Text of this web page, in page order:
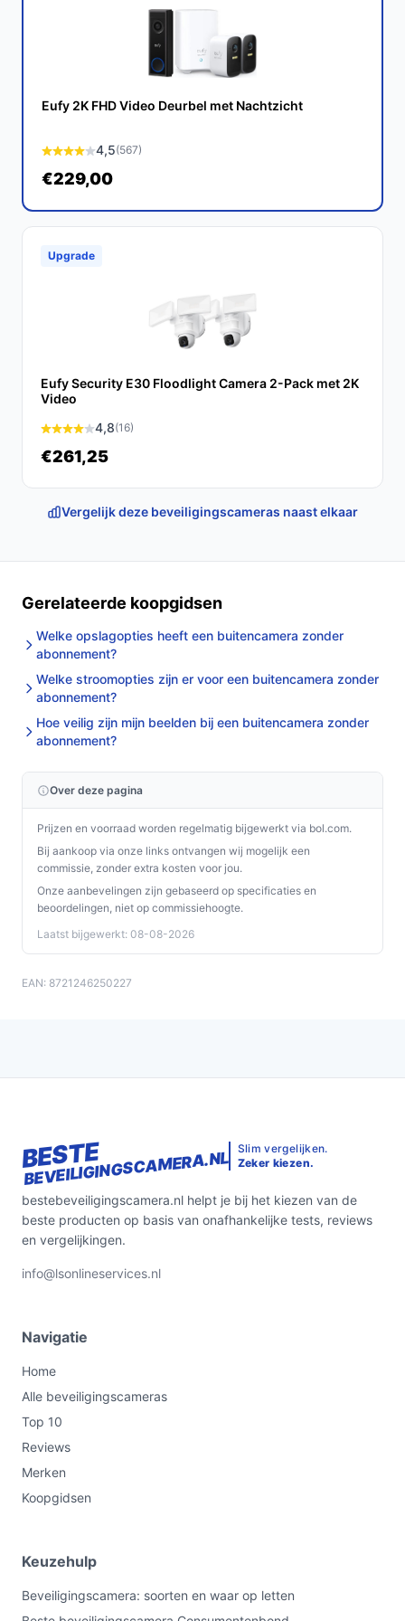
buitenbeveiliging. Met zijn geavanceerde functies en
gebruiksgemak is het een slimme investering voor elke
Ontdek alle specificaties en vergelijk prijzen op
past bij jouw behoeften!
Eufy 2K FHD Video Deurbel met Nachtzicht
4,5(567)
€229,00
Upgrade
Eufy Security E30 Floodlight Camera 2-Pack met 2K
Video
4,8(16)
€261,25
Vergelijk deze beveiligingscameras naast elkaar
Gerelateerde koopgidsen
Welke opslagopties heeft een buitencamera zonder
abonnement?
Welke stroomopties zijn er voor een buitencamera zonder
abonnement?
Hoe veilig zijn mijn beelden bij een buitencamera zonder
abonnement?
Over deze pagina
Prijzen en voorraad worden regelmatig bijgewerkt via bol.com.
Bij aankoop via onze links ontvangen wij mogelijk een
commissie, zonder extra kosten voor jou.
Onze aanbevelingen zijn gebaseerd op specificaties en
beoordelingen, niet op commissiehoogte.
Laatst bijgewerkt: 08-08-2026
EAN: 8721246250227
BESTE
BEVEILIGINGSCAMERA.NL Slim vergelijken.
Zeker kiezen.
bestebeveiligingscamera.nl helpt je bij het kiezen van de
beste producten op basis van onafhankelijke tests, reviews
en vergelijkingen.
info@lsonlineservices.nl
Navigatie
Home
Alle beveiligingscameras
Top 10
Reviews
Merken
Koopgidsen
Keuzehulp
Beveiligingscamera: soorten en waar op letten